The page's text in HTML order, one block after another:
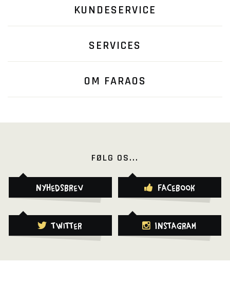
KUNDESERVICE
SERVICES
OM FARAOS
FØLG OS...
Nyhedsbrev Facebook
Twitter Instagram